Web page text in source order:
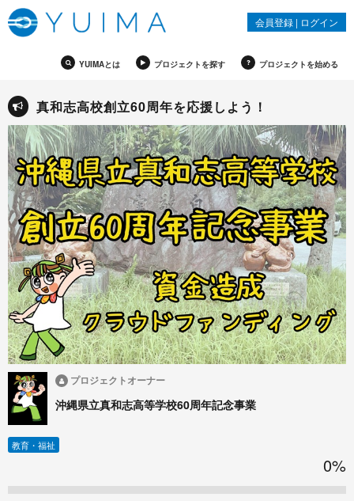
YUIMAとは プロジェクトを探す プロジェクトを始める
会員登録 | ログイン
真和志高校創立60周年を応援しよう！
プロジェクトオーナー
沖縄県立真和志高等学校60周年記念事業
教育・福祉
0%